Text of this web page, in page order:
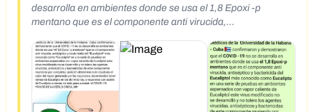
desarrolla en ambientes donde se usa el 1,8 Epoxi -p
mentano que es el componente anti virucida,
conocido como Eucalipto, en una serie de pruebas en
ambientes aspersados con vapor caliente de Eucaliptol este
virus modificado no se desarroll&oacute; y no tolero los
agentes virucidas, antis&eacute;pticos y bactericidas de
este componente muriendo por completo, tambi&eacute;n